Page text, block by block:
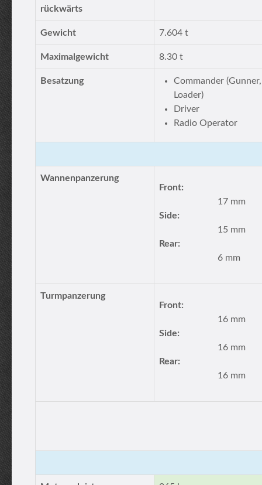
rückwärts
Gewicht 7.604 t
Maximalgewicht 8.30 t
Besatzung
Commander (Gunner,
Loader)
Driver
Radio Operator
Wannenpanzerung
Front:
17 mm
Side:
15 mm
Rear:
6 mm
Turmpanzerung
Front:
16 mm
Side:
16 mm
Rear:
16 mm